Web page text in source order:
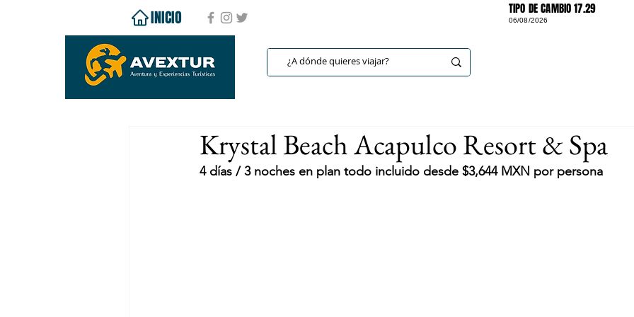
INICIO TIPO DE CAMBIO 17.29
06/08/2026
Krystal Beach Acapulco Resort & Spa
4 días / 3 noches en plan todo incluido desde $3,644 MXN por persona